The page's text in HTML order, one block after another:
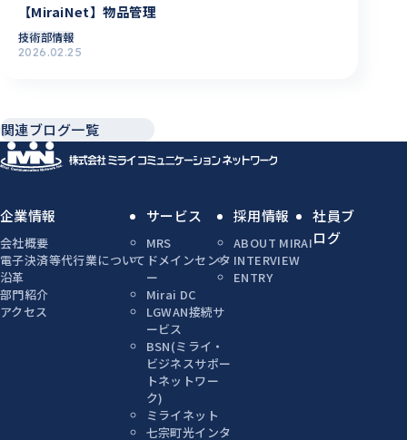
【MiraiNet】物品管理
技術部情報
2026.02.25
関連ブログ一覧
企業情報
会社概要
電子決済等代行業について
沿革
部門紹介
アクセス
サービス
MRS
ドメインセンタ
ー
Mirai DC
LGWAN接続サ
ービス
BSN(ミライ・
ビジネスサポー
トネットワー
ク)
ミライネット
七宗町光インタ
採用情報
ABOUT MIRAI
INTERVIEW
ENTRY
社員ブ
ログ